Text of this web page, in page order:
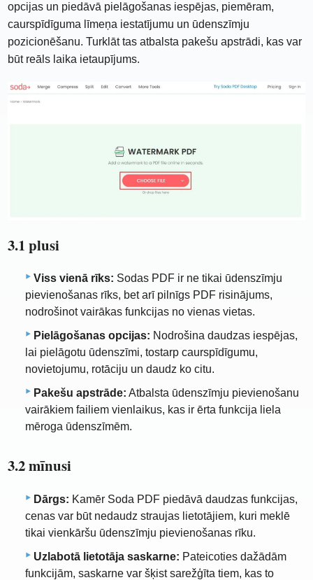
opcijas un piedāvā pielāgošanas iespējas, piemēram,
caurspīdīguma līmeņa iestatījumu un ūdenszīmju
pozicionēšanu. Turklāt tas atbalsta pakešu apstrādi, kas var
būt reāls laika ietaupījums.
3.1 plusi
Viss vienā rīks: Sodas PDF ir ne tikai ūdenszīmju
pievienošanas rīks, bet arī pilnīgs PDF risinājums,
nodrošinot vairākas funkcijas no vienas vietas.
Pielāgošanas opcijas: Nodrošina daudzas iespējas,
lai pielāgotu ūdenszīmi, tostarp caurspīdīgumu,
novietojumu, rotāciju un daudz ko citu.
Pakešu apstrāde: Atbalsta ūdenszīmju pievienošanu
vairākiem failiem vienlaikus, kas ir ērta funkcija liela
mēroga ūdenszīmēm.
3.2 mīnusi
Dārgs: Kamēr Soda PDF piedāvā daudzas funkcijas,
cenas var būt nedaudz straujas lietotājiem, kuri meklē
tikai vienkāršu ūdenszīmju pievienošanas rīku.
Uzlabotā lietotāja saskarne: Pateicoties dažādām
funkcijām, saskarne var šķist sarežģīta tiem, kas to